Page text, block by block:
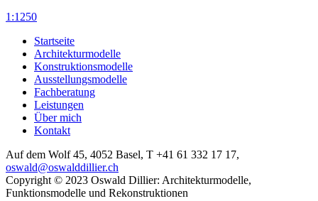
1:1250
Startseite
Architekturmodelle
Konstruktionsmodelle
Ausstellungsmodelle
Fachberatung
Leistungen
Über mich
Kontakt
Auf dem Wolf 45, 4052 Basel, T +41 61 332 17 17,
oswald@oswalddillier.ch
Copyright © 2023 Oswald Dillier: Architekturmodelle,
Funktionsmodelle und Rekonstruktionen